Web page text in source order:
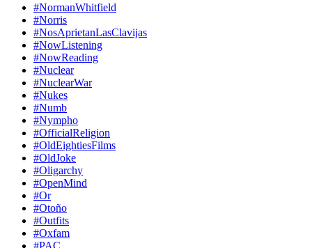
#NormanWhitfield
#Norris
#NosAprietanLasClavijas
#NowListening
#NowReading
#Nuclear
#NuclearWar
#Nukes
#Numb
#Nympho
#OfficialReligion
#OldEightiesFilms
#OldJoke
#Oligarchy
#OpenMind
#Or
#Otoño
#Outfits
#Oxfam